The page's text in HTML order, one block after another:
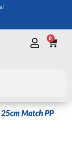
0
Match PP